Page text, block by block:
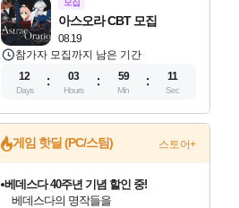
모집
08.19
아스오라 CBT 모집
참가자 모집까지 남은 기간
12
Days
03
Hours
59
Min
10
Sec
게임 핫딜 (PC/스팀) 스토어+
베데스다 40주년 기념 할인 중!
베데스다의 명작들을